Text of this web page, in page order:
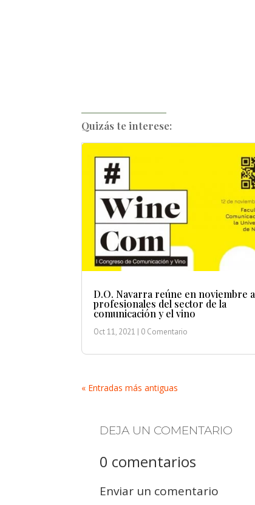
Quizás te interese:
D.O. Navarra reúne en noviembre a
profesionales del sector de la
comunicación y el vino
Oct 11, 2021 | 0 Comentario
« Entradas más antiguas
DEJA UN COMENTARIO
0 comentarios
Enviar un comentario